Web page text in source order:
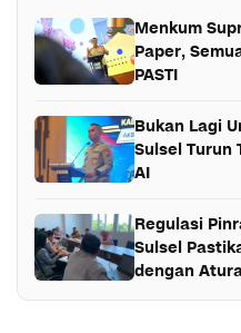
Menkum
Paper,
PASTI
Bukan Lagi
Sulsel Turun
AI
Regulasi
Sulsel
dengan